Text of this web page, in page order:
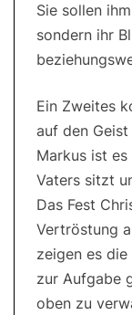
Sie sollen
sondern ihr
Ein Zweites
auf den
Markus ist
Vaters sitzt
Das Fest
Vertröstung
zeigen es
zur Aufgabe
oben zu